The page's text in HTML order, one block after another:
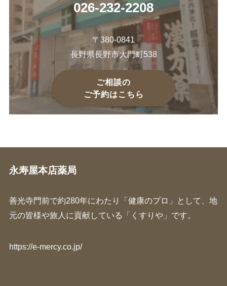
026-232-2208
〒380-0841
長野県長野市大門町538
ご相談の
ご予約はこちら
永寿屋本店薬局
善光寺門前で約280年にわたり「健康のプロ」として、地
元の皆様や旅人に貢献している「くすりや」です。
https://e-mercy.co.jp/